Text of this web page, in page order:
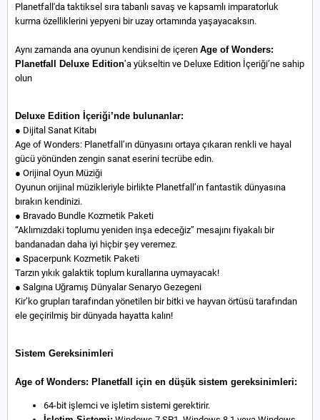
Planetfall'da taktiksel sıra tabanlı savaş ve kapsamlı imparatorluk
kurma özelliklerini yepyeni bir uzay ortamında yaşayacaksın.
Aynı zamanda ana oyunun kendisini de içeren Age of Wonders:
Planetfall Deluxe Edition’a yükseltin ve Deluxe Edition İçeriği’ne sahip
olun
Deluxe Edition İçeriği’nde bulunanlar:
● Dijital Sanat Kitabı
Age of Wonders: Planetfall’ın dünyasını ortaya çıkaran renkli ve hayal
gücü yönünden zengin sanat eserini tecrübe edin.
● Orijinal Oyun Müziği
Oyunun orijinal müzikleriyle birlikte Planetfall’ın fantastik dünyasına
bırakın kendinizi.
● Bravado Bundle Kozmetik Paketi
“Aklımızdaki toplumu yeniden inşa edeceğiz” mesajını fiyakalı bir
bandanadan daha iyi hiçbir şey veremez.
● Spacerpunk Kozmetik Paketi
Tarzın yıkık galaktik toplum kurallarına uymayacak!
● Salgına Uğramış Dünyalar Senaryo Gezegeni
Kir’ko grupları tarafından yönetilen bir bitki ve hayvan örtüsü tarafından
ele geçirilmiş bir dünyada hayatta kalın!
Sistem Gereksinimleri
Age of Wonders: Planetfall için en düşük sistem gereksinimleri:
64-bit işlemci ve işletim sistemi gerektirir.